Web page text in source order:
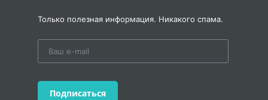
Только полезная информация. Никакого спама.
Подписаться